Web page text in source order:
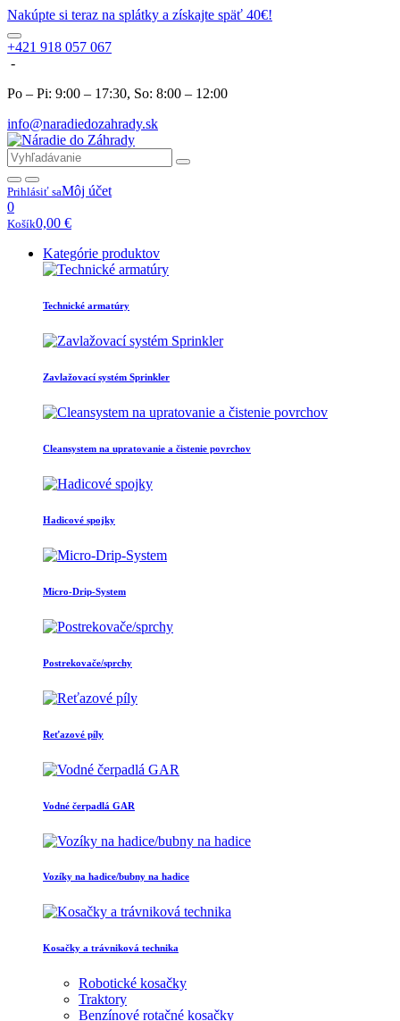
Nakúpte si teraz na splátky a získajte späť 40€!
+421 918 057 067
-
Po – Pi: 9:00 – 17:30, So: 8:00 – 12:00
info@naradiedozahrady.sk
Prihlásiť saMôj účet
0
Košík0,00 €
Kategórie produktov
Technické armatúry
Zavlažovací systém Sprinkler
Cleansystem na upratovanie a čistenie povrchov
Hadicové spojky
Micro-Drip-System
Postrekovače/sprchy
Reťazové píly
Vodné čerpadlá GAR
Vozíky na hadice/bubny na hadice
Kosačky a trávniková technika
Robotické kosačky
Traktory
Benzínové rotačné kosačky